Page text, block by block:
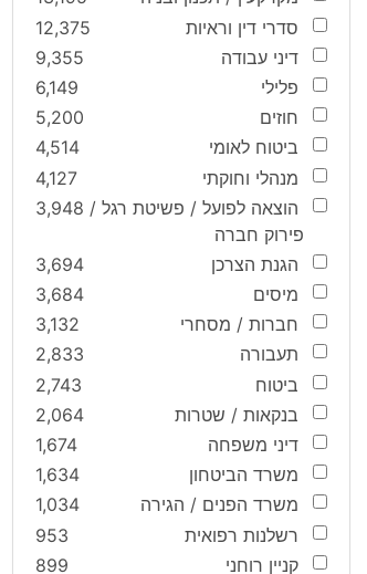
סדרי דין וראיות
12,375
דיני עבודה
9,355
פלילי
6,149
חוזים
5,200
ביטוח לאומי
4,514
מנהלי וחוקתי
4,127
הוצאה לפועל / פשיטת רגל /
פירוק חברה
3,948
הגנת הצרכן
3,694
מיסים
3,684
חברות / מסחרי
3,132
תעבורה
2,833
ביטוח
2,743
בנקאות / שטרות
2,064
דיני משפחה
1,674
משרד הביטחון
1,634
משרד הפנים / הגירה
1,034
רשלנות רפואית
953
קניין רוחני
899